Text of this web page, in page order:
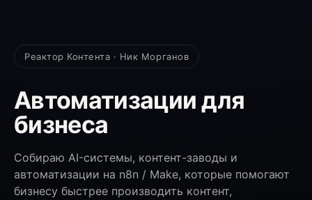
Реактор Контента · Ник Морганов
Автоматизации для
бизнеса
Собираю AI-системы, контент-заводы и
автоматизации на n8n / Make, которые помогают
бизнесу быстрее производить контент,